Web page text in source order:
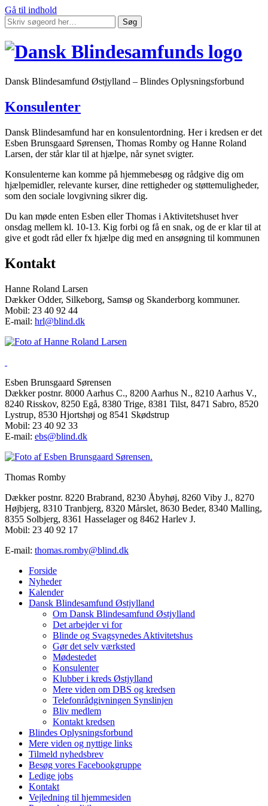
Gå til indhold
Søg
Dansk Blindesamfund Østjylland – Blindes Oplysningsforbund
Konsulenter
Dansk Blindesamfund har en konsulentordning. Her i kredsen er det
Esben Brunsgaard Sørensen, Thomas Romby og Hanne Roland
Larsen, der står klar til at hjælpe, når synet svigter.
Konsulenterne kan komme på hjemmebesøg og rådgive dig om
hjælpemidler, relevante kurser, dine rettigheder og støttemuligheder,
som den sociale lovgivning sikrer dig.
Du kan møde enten Esben eller Thomas i Aktivitetshuset hver
onsdag mellem kl. 10-13. Kig forbi og få en snak, og de er klar til at
give et godt råd eller fx hjælpe dig med en ansøgning til kommunen
Kontakt
Hanne Roland Larsen
Dækker Odder, Silkeborg, Samsø og Skanderborg kommuner.
Mobil: 23 40 92 44
E-mail: hrl@blind.dk
Esben Brunsgaard Sørensen
Dækker postnr. 8000 Aarhus C., 8200 Aarhus N., 8210 Aarhus V.,
8240 Risskov, 8250 Egå, 8380 Trige, 8381 Tilst, 8471 Sabro, 8520
Lystrup, 8530 Hjortshøj og 8541 Skødstrup
Mobil: 23 40 92 33
E-mail: ebs@blind.dk
Thomas Romby
Dækker postnr. 8220 Brabrand, 8230 Åbyhøj, 8260 Viby J., 8270
Højbjerg, 8310 Tranbjerg, 8320 Mårslet, 8630 Beder, 8340 Malling,
8355 Solbjerg, 8361 Hasselager og 8462 Harlev J.
Mobil: 23 40 92 17
E-mail: thomas.romby@blind.dk
Forside
Nyheder
Kalender
Dansk Blindesamfund Østjylland
Om Dansk Blindesamfund Østjylland
Det arbejder vi for
Blinde og Svagsynedes Aktivitetshus
Gør det selv værksted
Mødestedet
Konsulenter
Klubber i kreds Østjylland
Mere viden om DBS og kredsen
Telefonrådgivningen Synslinjen
Bliv medlem
Kontakt kredsen
Blindes Oplysningsforbund
Mere viden og nyttige links
Tilmeld nyhedsbrev
Besøg vores Facebookgruppe
Ledige jobs
Kontakt
Vejledning til hjemmesiden